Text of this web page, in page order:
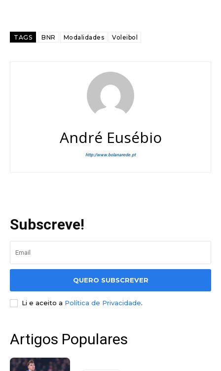
TAGS BNR Modalidades Voleibol
André Eusébio
http://www.bolanarede.pt
Subscreve!
QUERO SUBSCREVER
Li e aceito a Política de Privacidade.
Artigos Populares